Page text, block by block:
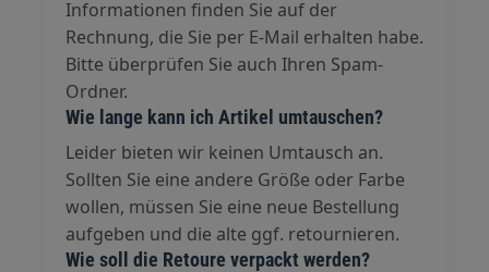
Informationen finden Sie auf der
Rechnung, die Sie per E-Mail erhalten habe.
Bitte überprüfen Sie auch Ihren Spam-
Ordner.
Wie lange kann ich Artikel umtauschen?
Leider bieten wir keinen Umtausch an.
Sollten Sie eine andere Größe oder Farbe
wollen, müssen Sie eine neue Bestellung
aufgeben und die alte ggf. retournieren.
Wie soll die Retoure verpackt werden?